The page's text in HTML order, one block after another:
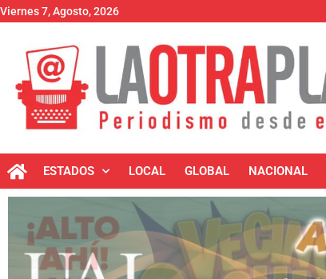
Viernes 7, Agosto, 2026
ESTADOS LOCAL GLOBAL NACIONAL